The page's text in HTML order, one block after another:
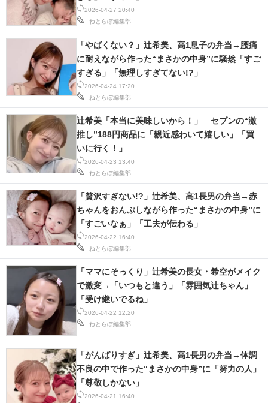
2026-04-27 20:40
ねとらぼ編集部
2026-04-24 17:20
ねとらぼ編集部
「やばくない？」辻希美、高1息子の弁当→腰痛
に耐えながら作った“まさかの中身”に騒然「すご
すぎる」「無理しすぎてない!?」
2026-04-23 13:40
ねとらぼ編集部
辻希美「本当に美味しいから！」 セブンの“激
推し”188円商品に「親近感わいて嬉しい」「買
いに行く！」
2026-04-22 16:40
ねとらぼ編集部
「贅沢すぎない!?」辻希美、高1長男の弁当→赤
ちゃんをおんぶしながら作った“まさかの中身”に
「すごいなぁ」「工夫が伝わる」
2026-04-22 12:20
ねとらぼ編集部
「ママにそっくり」辻希美の長女・希空がメイク
で激変→「いつもと違う」「雰囲気辻ちゃん」
「受け継いでるね」
2026-04-21 16:40
「がんばりすぎ」辻希美、高1長男の弁当→体調
不良の中で作った“まさかの中身”に「努力の人」
「尊敬しかない」